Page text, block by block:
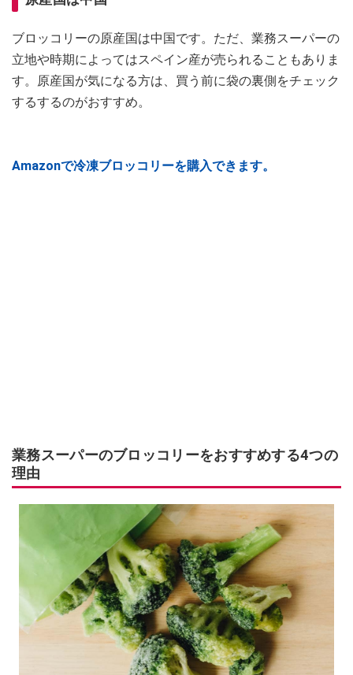
ブロッコリーの原産国は中国です。ただ、業務スーパーの
立地や時期によってはスペイン産が売られることもありま
す。原産国が気になる方は、買う前に袋の裏側をチェック
するするのがおすすめ。
Amazonで冷凍ブロッコリーを購入できます。
業務スーパーのブロッコリーをおすすめする4つの
理由